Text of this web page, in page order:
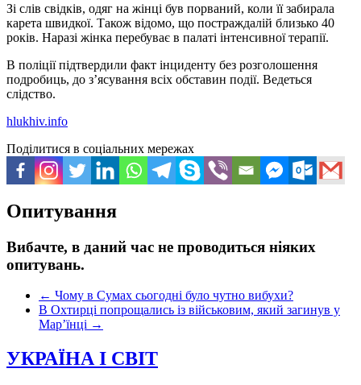
Зі слів свідків, одяг на жінці був порваний, коли її забирала
карета швидкої. Також відомо, що постраждалій близько 40
років. Наразі жінка перебуває в палаті інтенсивної терапії.
В поліції підтвердили факт інциденту без розголошення
подробиць, до з’ясування всіх обставин події. Ведеться
слідство.
hlukhiv.info
Поділитися в соціальних мережах
Опитування
Вибачте, в даний час не проводиться ніяких
опитувань.
← Чому в Сумах сьогодні було чутно вибухи?
В Охтирці попрощались із військовим, який загинув у
Мар’їнці →
УКРАЇНА І СВІТ